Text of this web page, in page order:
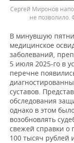
Сергей Миронов
не позволило.
В минувшую
медицинское
заболеваний,
5 июля 2025-го в
перечне
суставов.
обследования
однако в этом
возобновлять
свежей справки о
100 тысяч рублей